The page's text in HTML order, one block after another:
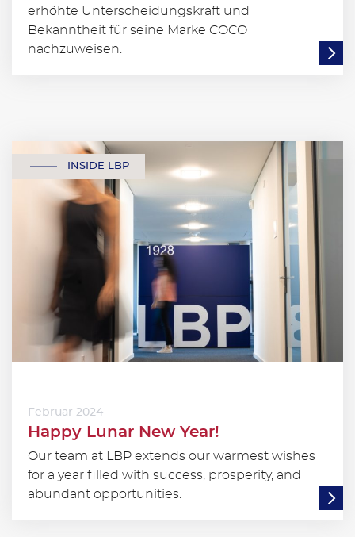
erhöhte Unterscheidungskraft und
Bekanntheit für seine Marke COCO
nachzuweisen.
INSIDE LBP
Februar 2024
Happy Lunar New Year!
Our team at LBP extends our warmest wishes
for a year filled with success, prosperity, and
abundant opportunities.